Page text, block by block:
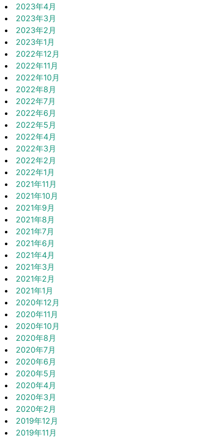
2023年4月
2023年3月
2023年2月
2023年1月
2022年12月
2022年11月
2022年10月
2022年8月
2022年7月
2022年6月
2022年5月
2022年4月
2022年3月
2022年2月
2022年1月
2021年11月
2021年10月
2021年9月
2021年8月
2021年7月
2021年6月
2021年4月
2021年3月
2021年2月
2021年1月
2020年12月
2020年11月
2020年10月
2020年8月
2020年7月
2020年6月
2020年5月
2020年4月
2020年3月
2020年2月
2019年12月
2019年11月